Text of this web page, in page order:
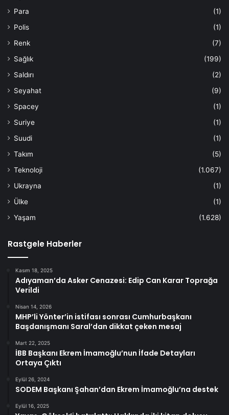
Para
(1)
Polis
(1)
Renk
(7)
Sağlık
(199)
Saldırı
(2)
Seyahat
(9)
Spacey
(1)
Suriye
(1)
Suudi
(1)
Takım
(5)
Teknoloji
(1.067)
Ukrayna
(1)
Ülke
(1)
Yaşam
(1.628)
Rastgele Haberler
Kasım 18, 2025
Adıyaman’da Asker Cenazesi: Edip Can Karar Toprağa
Verildi
Nisan 14, 2026
MHP’li Yönter’in istifası sonrası Cumhurbaşkanı
Başdanışmanı Saral’dan dikkat çeken mesaj
Mart 22, 2025
İBB Başkanı Ekrem İmamoğlu’nun İfade Detayları
Ortaya Çıktı
Eylül 26, 2024
SODEM Başkanı Şahan’dan Ekrem İmamoğlu’na destek
Eylül 16, 2025